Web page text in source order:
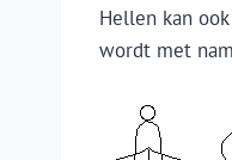
Hellen kan
wordt met